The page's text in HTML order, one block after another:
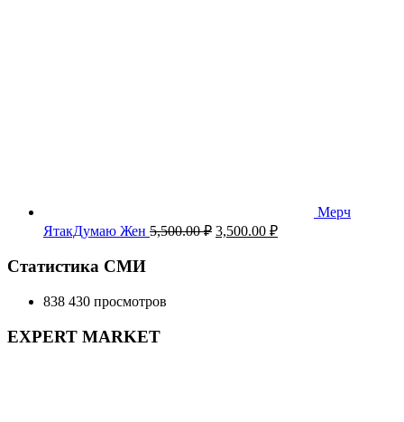
Мерч
ЯтакДумаю Жен 5,500.00₽ Первоначальная
3,500.00 ₽Текущая
Статистика СМИ
838 430 просмотров
EXPERT MARKET